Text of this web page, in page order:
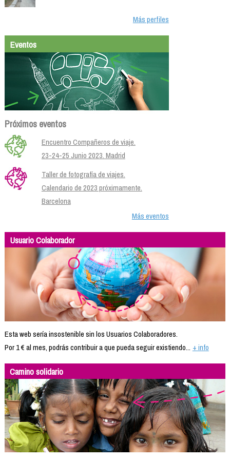
Más perfiles
Eventos
Próximos eventos
Encuentro Compañeros de viaje.
23-24-25 Junio 2023. Madrid
Taller de fotografía de viajes.
Calendario de 2023 próximamente.
Barcelona
Más eventos
Usuario Colaborador
Esta web sería insostenible sin los Usuarios Colaboradores.
Por 1 € al mes, podrás contribuir a que pueda seguir existiendo... + info
Camino solidario